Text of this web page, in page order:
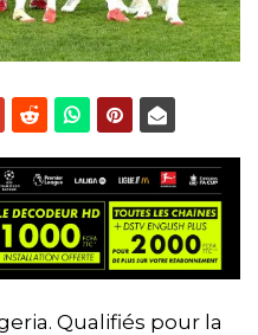
Qualifiés pour la